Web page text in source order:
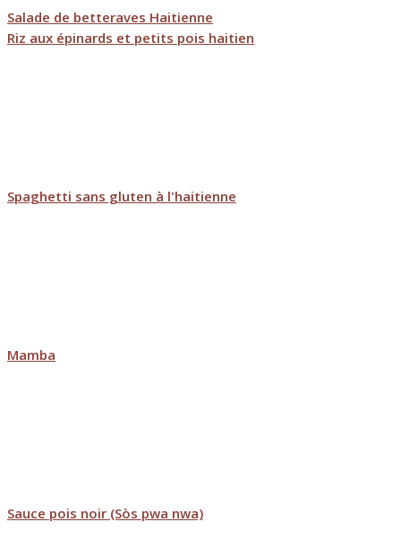
Salade de betteraves Haitienne
Riz aux épinards et petits pois haitien
Spaghetti sans gluten à l'haitienne
Mamba
Sauce pois noir (Sòs pwa nwa)